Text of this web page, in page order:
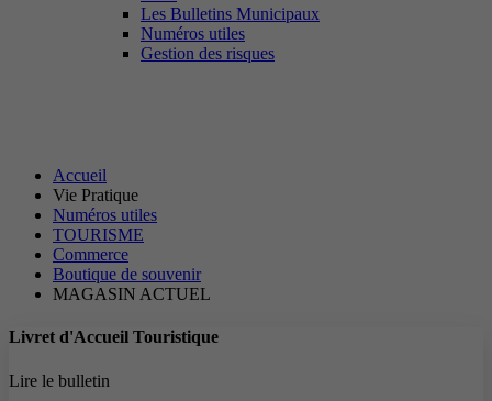
Les Bulletins Municipaux
Numéros utiles
Gestion des risques
Accueil
Vie Pratique
Numéros utiles
TOURISME
Commerce
Boutique de souvenir
MAGASIN ACTUEL
Livret d'Accueil Touristique
Lire le bulletin